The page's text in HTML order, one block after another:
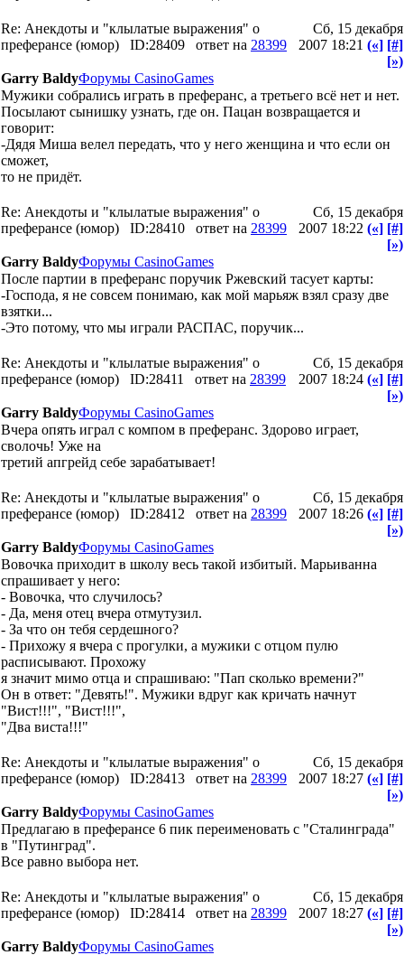
Re: Анекдоты и "клылатые выражения" о
преферансе (юмор)
ID:28409 ответ на 28399
Сб, 15 декабря
2007 18:21 («] [#]
[»)
Garry BaldyФорумы CasinoGames
Мужики собрались играть в преферанс, а третьего всё нет и нет.
Посылают сынишку узнать, где он. Пацан возвращается и
говорит:
-Дядя Миша велел передать, что у него женщина и что если он
сможет,
то не придёт.
Re: Анекдоты и "клылатые выражения" о
преферансе (юмор)
ID:28410 ответ на 28399
Сб, 15 декабря
2007 18:22 («] [#]
[»)
Garry BaldyФорумы CasinoGames
После партии в преферанс поручик Ржевский тасует карты:
-Господа, я не совсем понимаю, как мой марьяж взял сразу две
взятки...
-Это потому, что мы играли РАСПАС, поручик...
Re: Анекдоты и "клылатые выражения" о
преферансе (юмор)
ID:28411 ответ на 28399
Сб, 15 декабря
2007 18:24 («] [#]
[»)
Garry BaldyФорумы CasinoGames
Вчера опять играл с компом в преферанс. Здорово играет,
сволочь! Уже на
третий апгрейд себе зарабатывает!
Re: Анекдоты и "клылатые выражения" о
преферансе (юмор)
ID:28412 ответ на 28399
Сб, 15 декабря
2007 18:26 («] [#]
[»)
Garry BaldyФорумы CasinoGames
Вовочка приходит в школу весь такой избитый. Марьиванна
спрашивает у него:
- Вовочка, что случилось?
- Да, меня отец вчера отмутузил.
- За что он тебя сердешного?
- Прихожу я вчера с прогулки, а мужики с отцом пулю
расписывают. Прохожу
я значит мимо отца и спрашиваю: "Пап сколько времени?"
Он в ответ: "Девять!". Мужики вдруг как кричать начнут
"Вист!!!", "Вист!!!",
"Два виста!!!"
Re: Анекдоты и "клылатые выражения" о
преферансе (юмор)
ID:28413 ответ на 28399
Сб, 15 декабря
2007 18:27 («] [#]
[»)
Garry BaldyФорумы CasinoGames
Предлагаю в преферансе 6 пик переименовать с "Сталинграда"
в "Путинград".
Все равно выбора нет.
Re: Анекдоты и "клылатые выражения" о
преферансе (юмор)
ID:28414 ответ на 28399
Сб, 15 декабря
2007 18:27 («] [#]
[»)
Garry BaldyФорумы CasinoGames